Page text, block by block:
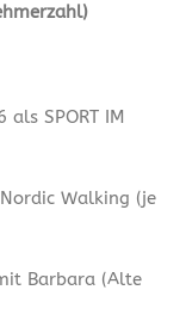
SPORT IM
Walking (je
Barbara (Alte